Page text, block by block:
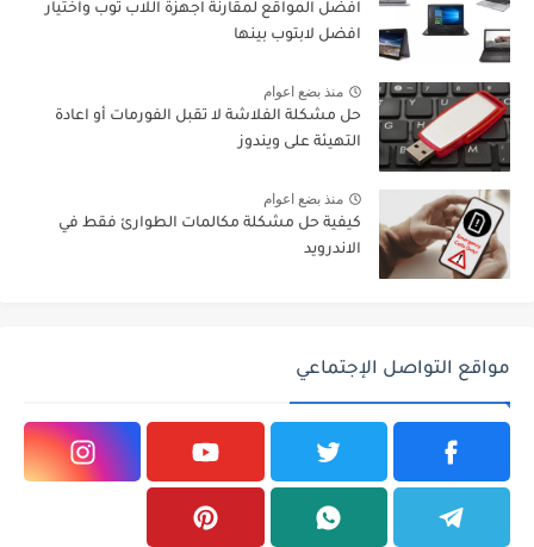
افضل المواقع لمقارنة اجهزة اللاب توب واختيار
افضل لابتوب بينها
منذ بضع اعوام
حل مشكلة الفلاشة لا تقبل الفورمات أو اعادة
التهيئة على ويندوز
منذ بضع اعوام
كيفية حل مشكلة مكالمات الطوارئ فقط في
الاندرويد
مواقع التواصل الإجتماعي